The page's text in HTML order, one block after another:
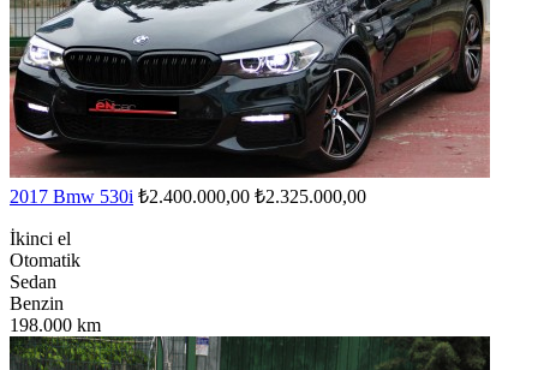
2017 Bmw 530i ₺2.400.000,00 ₺2.325.000,00
İkinci el
Otomatik
Sedan
Benzin
198.000 km